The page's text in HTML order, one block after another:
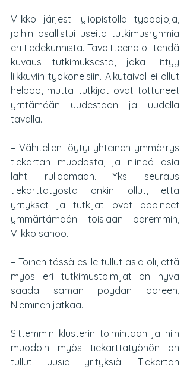
Vilkko järjesti yliopistolla työpajoja,
joihin osallistui useita tutkimusryhmiä
eri tiedekunnista. Tavoitteena oli tehdä
kuvaus tutkimuksesta, joka liittyy
liikkuviin työkoneisiin. Alkutaival ei ollut
helppo, mutta tutkijat ovat tottuneet
yrittämään uudestaan ja uudella
tavalla.
– Vähitellen löytyi yhteinen ymmärrys
tiekartan muodosta, ja niinpä asia
lähti rullaamaan. Yksi seuraus
tiekarttatyöstä onkin ollut, että
yritykset ja tutkijat ovat oppineet
ymmärtämään toisiaan paremmin,
Vilkko sanoo.
– Toinen tässä esille tullut asia oli, että
myös eri tutkimustoimijat on hyvä
saada saman pöydän ääreen,
Nieminen jatkaa.
Sittemmin klusterin toimintaan ja niin
muodoin myös tiekarttatyöhön on
tullut uusia yrityksiä. Tiekartan